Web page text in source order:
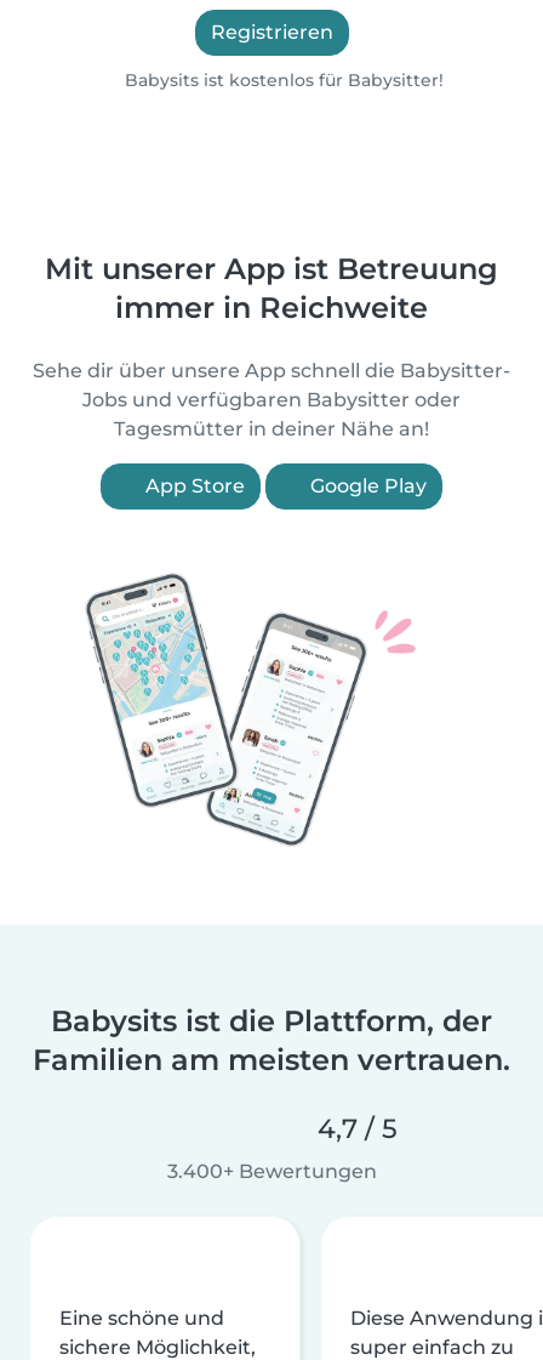
Registrieren
Babysits ist kostenlos für Babysitter!
Mit unserer App ist Betreuung
immer in Reichweite
Sehe dir über unsere App schnell die Babysitter-
Jobs und verfügbaren Babysitter oder
Tagesmütter in deiner Nähe an!
App Store Google Play
Babysits ist die Plattform, der
Familien am meisten vertrauen.
4,7 / 5
3.400+ Bewertungen
Eine schöne und
sichere Möglichkeit,
Diese Anwendung
super einfach zu